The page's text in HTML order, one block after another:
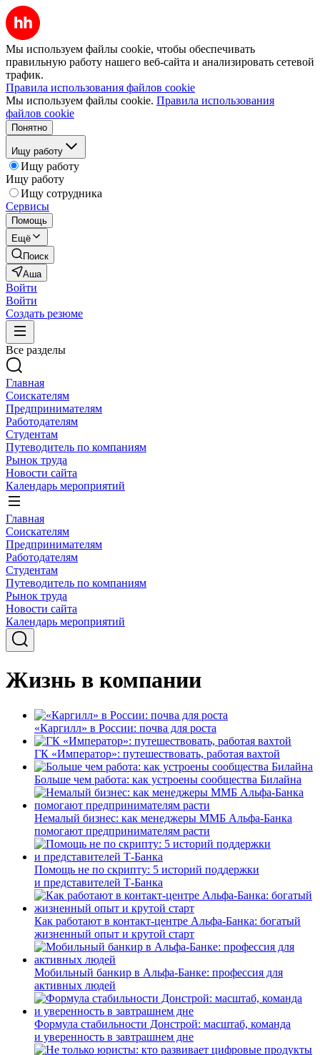
Мы используем файлы cookie, чтобы обеспечивать
правильную работу нашего веб-сайта и анализировать сетевой
трафик.
Правила использования файлов cookie
Мы используем файлы cookie. Правила использования
файлов cookie
Понятно
Ищу работу
Ищу работу
Ищу работу
Ищу сотрудника
Сервисы
Помощь
Ещё
Поиск
Аша
Войти
Войти
Создать резюме
Все разделы
Главная
Соискателям
Предпринимателям
Работодателям
Студентам
Путеводитель по компаниям
Рынок труда
Новости сайта
Календарь мероприятий
Главная
Соискателям
Предпринимателям
Работодателям
Студентам
Путеводитель по компаниям
Рынок труда
Новости сайта
Календарь мероприятий
Жизнь в компании
«Каргилл» в России: почва для роста
ГК «Император»: путешествовать, работая вахтой
Больше чем работа: как устроены сообщества Билайна
Немалый бизнес: как менеджеры ММБ Альфа-Банка
помогают предпринимателям расти
Помощь не по скрипту: 5 историй поддержки
и представителей Т-Банка
Как работают в контакт-центре Альфа-Банка: богатый
жизненный опыт и крутой старт
Мобильный банкир в Альфа-Банке: профессия для
активных людей
Формула стабильности Донстрой: масштаб, команда
и уверенность в завтрашнем дне